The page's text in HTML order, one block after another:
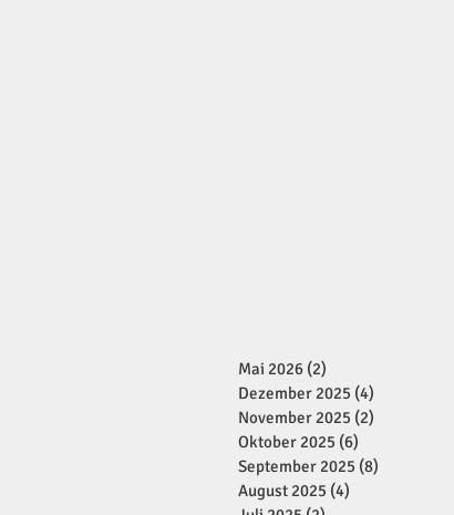
Mai 2026 (2)
Dezember 2025 (4)
November 2025 (2)
Oktober 2025 (6)
September 2025 (8)
August 2025 (4)